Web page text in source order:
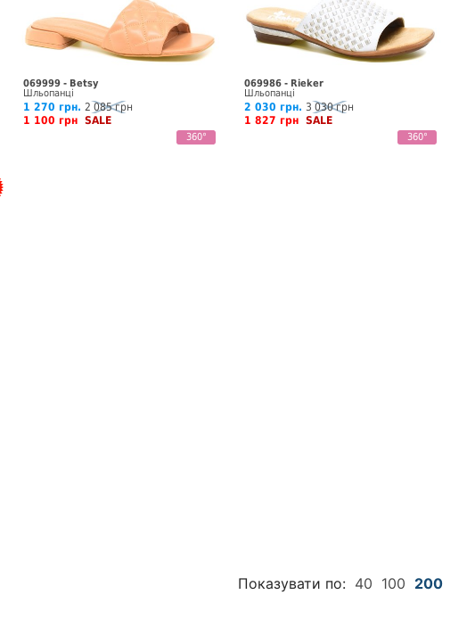
069999 - Betsy
Шльопанці
1 270 грн. 2 085 грн
1 100 грн SALE
360°
069986 - Rieker
Шльопанці
2 030 грн. 3 030 грн
1 827 грн SALE
360°
Показувати по: 40 100 200